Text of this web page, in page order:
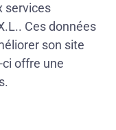
services
Ces données
son site
ci offre une